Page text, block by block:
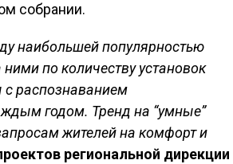
собрании.
наибольшей популярностью
по количеству установок
распознаванием
годом. Тренд на “умные”
жителей на комфорт и
региональной дирекции